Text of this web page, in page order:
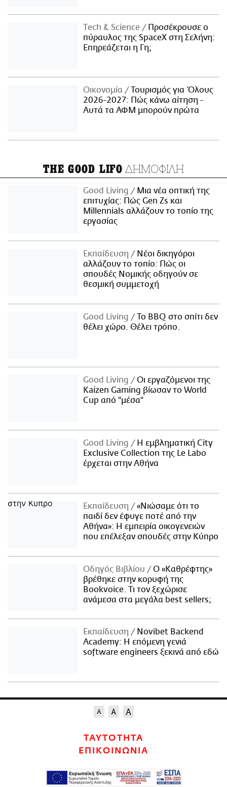
Τech & Science
Προσέκρουσε ο
πύραυλος της SpaceX στη Σελήνη:
Επηρεάζεται η Γη;
Οικονομία
Τουρισμός για Όλους
2026-2027: Πώς κάνω αίτηση -
Αυτά τα ΑΦΜ μπορούν πρώτα
THE GOOD LIFO ΔΗΜΟΦΙΛΗ
Good Living
Μια νέα οπτική της
επιτυχίας: Πώς Gen Zs και
Millennials αλλάζουν το τοπίο της
εργασίας
Εκπαίδευση
Νέοι δικηγόροι
αλλάζουν το τοπίο: Πώς οι
σπουδές Νομικής οδηγούν σε
θεσμική συμμετοχή
Good Living
Το BBQ στο σπίτι δεν
θέλει χώρο. Θέλει τρόπο.
Good Living
Οι εργαζόμενοι της
Kaizen Gaming βίωσαν το World
Cup από "μέσα"
Good Living
Η εμβληματική City
Exclusive Collection της Le Labo
έρχεται στην Αθήνα
Εκπαίδευση
«Νιώσαμε ότι το
παιδί δεν έφυγε ποτέ από την
Αθήνα»: Η εμπειρία οικογενειών
που επέλεξαν σπουδές στην Κύπρο
Οδηγός Βιβλίου
Ο «Καθρέφτης»
βρέθηκε στην κορυφή της
Bookvoice. Τι τον ξεχώρισε
ανάμεσα στα μεγάλα best sellers;
Εκπαίδευση
Novibet Backend
Academy: Η επόμενη γενιά
software engineers ξεκινά από εδώ
ΤΑΥΤΟΤΗΤΑ
ΕΠΙΚΟΙΝΩΝΙΑ